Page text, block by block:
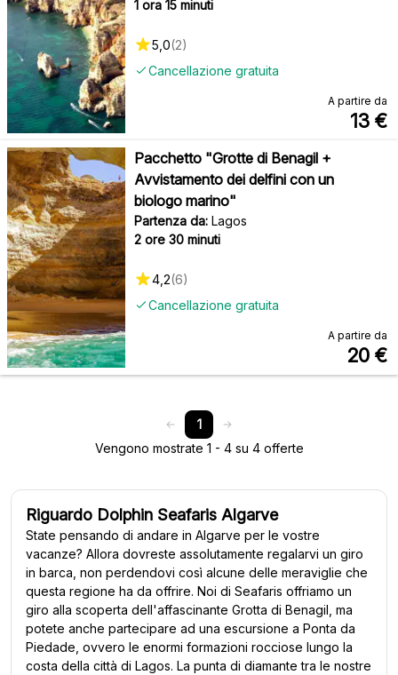
1 ora 15 minuti
Cancellazione gratuita
5,0(2)
A partire da
13 €
Pacchetto "Grotte di Benagil +
Avvistamento dei delfini con un
biologo marino"
Partenza da: Lagos
2 ore 30 minuti
Cancellazione gratuita
4,2(6)
A partire da
20 €
1
Vengono mostrate 1 - 4 su 4 offerte
Riguardo Dolphin Seafaris Algarve
State pensando di andare in Algarve per le vostre
vacanze? Allora dovreste assolutamente regalarvi un giro
in barca, non perdendovi così alcune delle meraviglie che
questa regione ha da offrire. Noi di Seafaris offriamo un
giro alla scoperta dell'affascinante Grotta di Benagil, ma
potete anche partecipare ad una escursione a Ponta da
Piedade, ovvero le enormi formazioni rocciose lungo la
costa della città di Lagos. La punta di diamante tra le nostre